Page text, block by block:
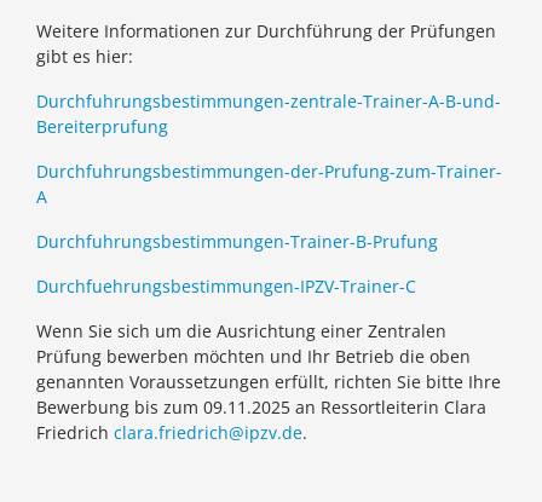
Weitere Informationen zur Durchführung der Prüfungen
gibt es hier:
Durchfuhrungsbestimmungen-zentrale-Trainer-A-B-und-
Bereiterprufung
Durchfuhrungsbestimmungen-der-Prufung-zum-Trainer-
A
Durchfuhrungsbestimmungen-Trainer-B-Prufung
Durchfuehrungsbestimmungen-IPZV-Trainer-C
Wenn Sie sich um die Ausrichtung einer Zentralen
Prüfung bewerben möchten und Ihr Betrieb die oben
genannten Voraussetzungen erfüllt, richten Sie bitte Ihre
Bewerbung bis zum 09.11.2025 an Ressortleiterin Clara
Friedrich clara.friedrich@ipzv.de.